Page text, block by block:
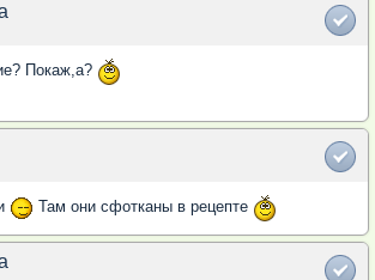
Покаж,а?
Там они сфотканы в рецепте